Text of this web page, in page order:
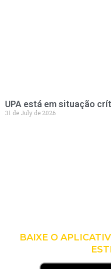
UPA está em situação
31 de July de 2026
COM
BAIXE O